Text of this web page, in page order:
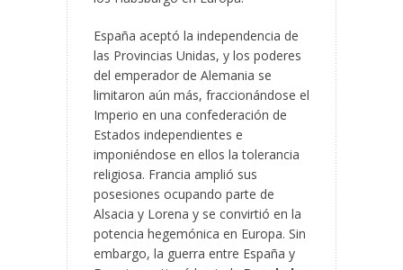
España aceptó la independencia de
las Provincias Unidas, y los poderes
del emperador de Alemania se
limitaron aún más, fraccionándose el
Imperio en una confederación de
Estados independientes e
imponiéndose en ellos la tolerancia
religiosa. Francia amplió sus
posesiones ocupando parte de
Alsacia y Lorena y se convirtió en la
potencia hegemónica en Europa. Sin
embargo, la guerra entre España y